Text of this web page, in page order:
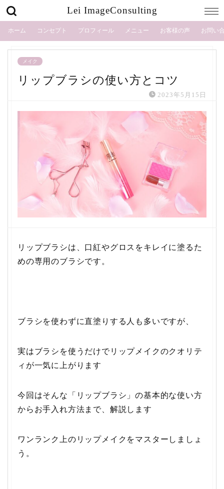
Lei ImageConsulting
ホーム コンセプト プロフィール メニュー お客様の声 お問い
メイク
リップブラシの使い方とコツ
2023年5月15日
リップブラシは、 口紅やグロスをキレイに塗るた
めの専用のブラシです。
ブラシを使わずに直塗りする人も多いですが、
実はブラシを使うだけでリップメイクのクオリテ
ィが一気に上がり ます
今回はそんな「リップブラシ」の基本的な使い方
からお手入れ方法まで、解説します
ワンランク上のリップメイクをマスターしましょ
う。